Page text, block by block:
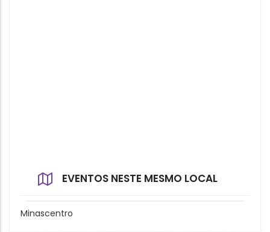
EVENTOS NESTE MESMO LOCAL
Minascentro